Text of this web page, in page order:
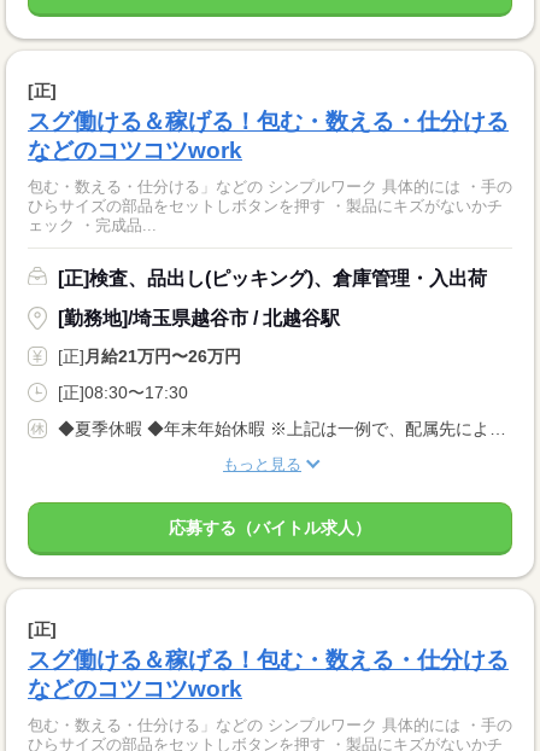
[正]
スグ働ける＆稼げる！包む・数える・仕分ける
などのコツコツwork
包む・数える・仕分ける」などの シンプルワーク 具体的には ・手の
ひらサイズの部品をセットしボタンを押す ・製品にキズがないかチ
ェック ・完成品...
[正]検査、品出し(ピッキング)、倉庫管理・入出荷
[勤務地]/埼玉県越谷市 / 北越谷駅
[正] 月給21万円〜26万円
[正]08:30〜17:30
もっと見る
応募する（バイトル求人）
[正]
スグ働ける＆稼げる！包む・数える・仕分ける
などのコツコツwork
包む・数える・仕分ける」などの シンプルワーク 具体的には ・手の
ひらサイズの部品をセットしボタンを押す ・製品にキズがないかチ